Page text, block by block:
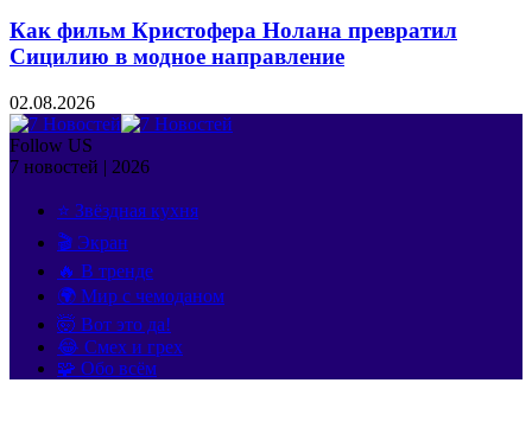
Как фильм Кристофера Нолана превратил
Сицилию в модное направление
02.08.2026
Follow US
7 новостей | 2026
⭐ Звёздная кухня
🎬 Экран
🔥 В тренде
🌍 Мир с чемоданом
🤯 Вот это да!
😂 Смех и грех
🧩 Обо всём